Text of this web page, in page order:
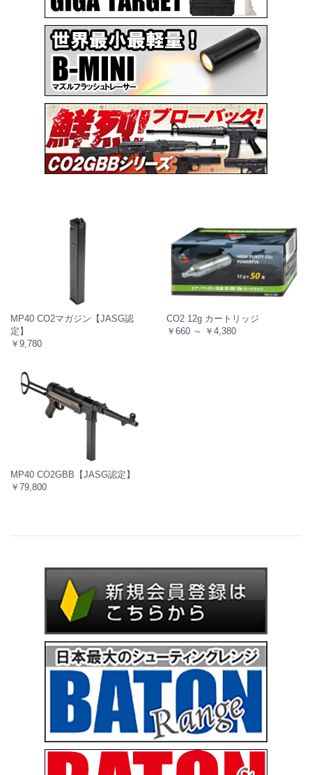
MP40 CO2マガジン【JASG認
定】
￥9,780
CO2 12g カートリッジ
￥660 ～ ￥4,380
MP40 CO2GBB【JASG認定】
￥79,800